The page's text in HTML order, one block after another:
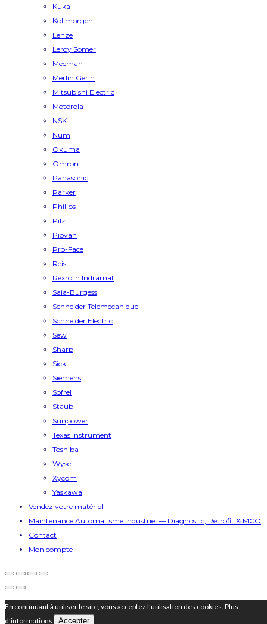
Kuka
Kollmorgen
Lenze
Leroy Somer
Mecman
Merlin Gerin
Mitsubishi Electric
Motorola
NSK
Num
Okuma
Omron
Panasonic
Parker
Philips
Pilz
Piovan
Pro-Face
Reis
Rexroth Indramat
Saia-Burgess
Schneider Telemecanique
Schneider Electric
Sew
Sharp
Sick
Siemens
Sofrel
Staubli
Sunpower
Texas Instrument
Toshiba
Wyse
Xycom
Yaskawa
Vendez votre matériel
Maintenance Automatisme Industriel — Diagnostic, Rétrofit & MCO
Contact
Mon compte
En continuant à utiliser le site, vous acceptez l’utilisation des cookies. Plus
d’informations
Accepter